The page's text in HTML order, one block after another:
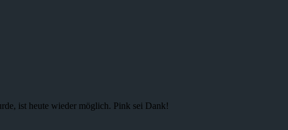
ist heute wieder möglich. Pink sei Dank!